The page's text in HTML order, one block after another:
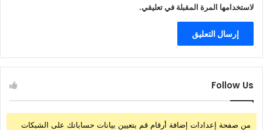
لاستخدامها المرة المقبلة في تعليقي.
Follow Us
من صفحة إعدادات إضافة أرقام قم بتعيين بيانات حساباتك على الشبكات